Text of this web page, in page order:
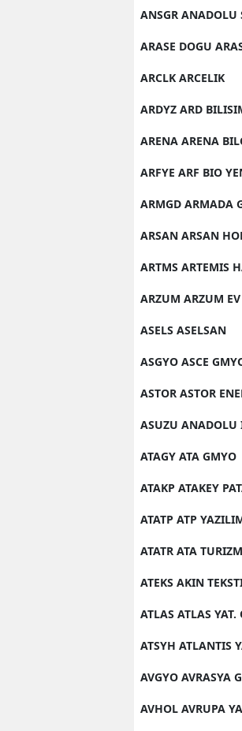
ANSGR ANADOLU
ARASE DOGU
ARCLK ARCELIK
ARDYZ ARD
ARENA ARENA
ARFYE ARF BIO
ARMGD ARMADA
ARSAN ARSAN
ARTMS ARTEMIS
ARZUM ARZUM
ASELS ASELSAN
ASGYO ASCE
ASTOR ASTOR
ASUZU ANADOLU
ATAGY ATA GMYO
ATAKP ATAKEY
ATATP ATP
ATATR ATA TURIZM
ATEKS AKIN
ATLAS ATLAS YAT.
ATSYH ATLANTIS
AVGYO AVRASYA
AVHOL AVRUPA